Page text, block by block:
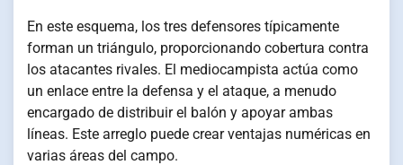
En este esquema, los tres defensores típicamente
forman un triángulo, proporcionando cobertura contra
los atacantes rivales. El mediocampista actúa como
un enlace entre la defensa y el ataque, a menudo
encargado de distribuir el balón y apoyar ambas
líneas. Este arreglo puede crear ventajas numéricas en
varias áreas del campo.